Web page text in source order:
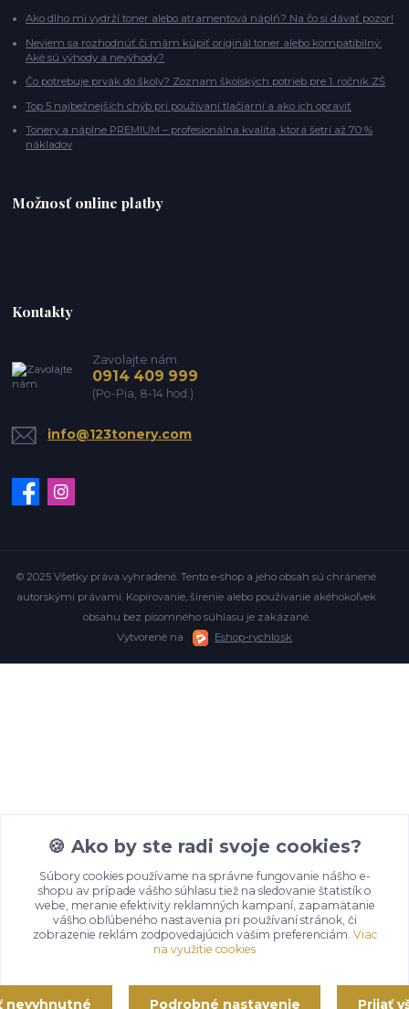
Ako dlho mi vydrží toner alebo atramentová náplň? Na čo si dávať pozor!
Neviem sa rozhodnúť či mám kúpiť originál toner alebo kompatibilný:
Aké sú výhody a nevýhody?
Čo potrebuje prvák do školy? Zoznam školských potrieb pre 1. ročník ZŠ
Top 5 najbežnejších chýb pri používaní tlačiarní a ako ich opraviť
Tonery a náplne PREMIUM – profesionálna kvalita, ktorá šetrí až 70 %
nákladov
Možnosť online platby
Kontakty
Zavolajte nám.
0914 409 999
(Po-Pia, 8-14 hod.)
info@123tonery.com
© 2025 Všetky práva vyhradené. Tento e-shop a jeho obsah sú chránené
autorskými právami. Kopírovanie, šírenie alebo používanie akéhokoľvek
obsahu bez písomného súhlasu je zakázané.
Vytvorené na
Eshop-rychlo.sk
🍪 Ako by ste radi svoje cookies?
Súbory cookies používame na správne fungovanie nášho e-
shopu av prípade vášho súhlasu tiež na sledovanie štatistík o
webe, meranie efektivity reklamných kampaní, zapamätanie
vášho obľúbeného nastavenia pri používaní stránok, či
zobrazenie reklám zodpovedajúcich vašim preferenciám. Viac
na využitie cookies
nevyhnutné Podrobné nastavenie Prijať